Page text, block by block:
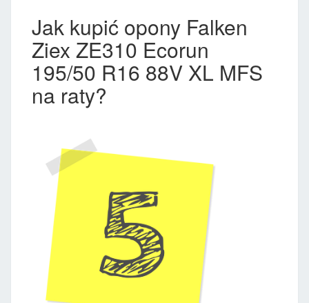
Jak kupić opony Falken
Ziex ZE310 Ecorun
195/50 R16 88V XL MFS
na raty?